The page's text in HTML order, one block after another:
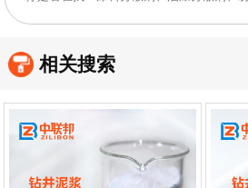
相关搜索